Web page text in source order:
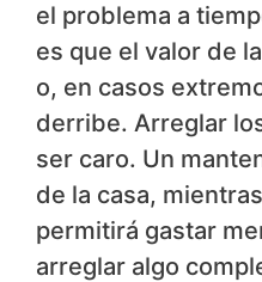
el problema a
es que el valor de
o, en casos
derribe. Arreglar
ser caro. Un
de la casa,
permitirá gastar
arreglar algo